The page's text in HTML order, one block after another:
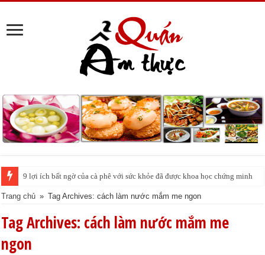
9 lợi ích bất ngờ của cà phê với sức khỏe đã được khoa học chứng minh
Trang chủ » Tag Archives: cách làm nước mắm me ngon
Tag Archives: cách làm nước mắm me
ngon